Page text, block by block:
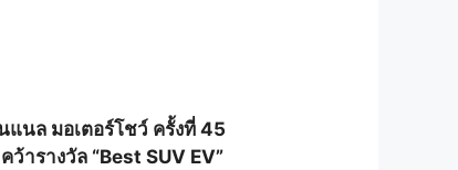
แนล มอเตอร์โชว์ ครั้งที่ 45
ว้ารางวัล “Best SUV EV”